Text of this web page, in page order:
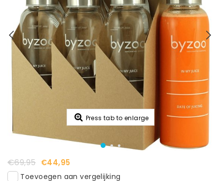
Press tab to enlarge
€69,95 €44,95
Toevoegen aan vergelijking